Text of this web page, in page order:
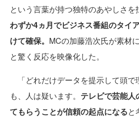
という言葉が持つ独特のあやしさを
わずか4ヵ月でビジネス番組のタイ
けて確保。 MCの加藤浩次氏が素材
と驚く反応を映像化した。
「どれだけデータを提示して頭で
も、人は疑います。 テレビで芸能人
てもらうことが信頼の起点になると